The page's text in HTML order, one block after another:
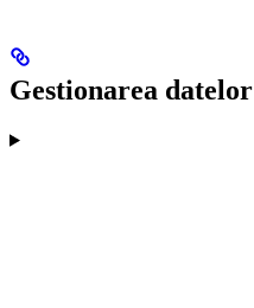
Gestionarea datelor